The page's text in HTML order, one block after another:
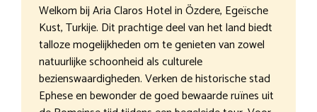
Welkom bij Aria Claros Hotel in Özdere, Egeïsche
Kust, Turkije. Dit prachtige deel van het land biedt
talloze mogelijkheden om te genieten van zowel
natuurlijke schoonheid als culturele
bezienswaardigheden. Verken de historische stad
Ephese en bewonder de goed bewaarde ruïnes uit